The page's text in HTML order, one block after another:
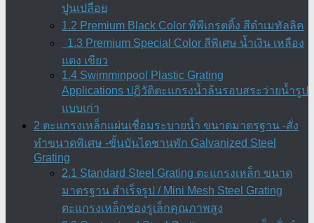
ปูนเปลือย
1.2 Premium Black Color พีพีเกรตติ้ง สีดำเมทัลลิค
1.3 Premium Special Color สีพิเศษ น้ำเงิน เหลือง
แดง เขียว
1.4 Swimminpool Plastic Grating
Applications ปฏิวัติตะแกรงน้ำล้นรอบสระว่ายน้ำรูป
แบบเก่า
2 ตะแกรงเหล็กแผ่นเชื่อมระบายน้ำ ขนาดมาตรฐาน -สั่ง
ทำขนาดพิเศษ -ขั้นบันไดชานพัก Galvanized Steel
Grating
2.1 Standard Steel Grating ตะแกรงเหล็ก ขนาด
มาตรฐาน สำเร็จรูป / Mini Mesh Steel Grating
ตะแกรงเหล็กช่องรูเล็กคุณภาพสูง